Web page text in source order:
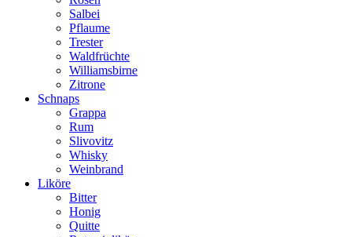
Salbei
Pflaume
Trester
Waldfrüchte
Williamsbirne
Zitrone
Schnaps
Grappa
Rum
Slivovitz
Whisky
Weinbrand
Liköre
Bitter
Honig
Quitte